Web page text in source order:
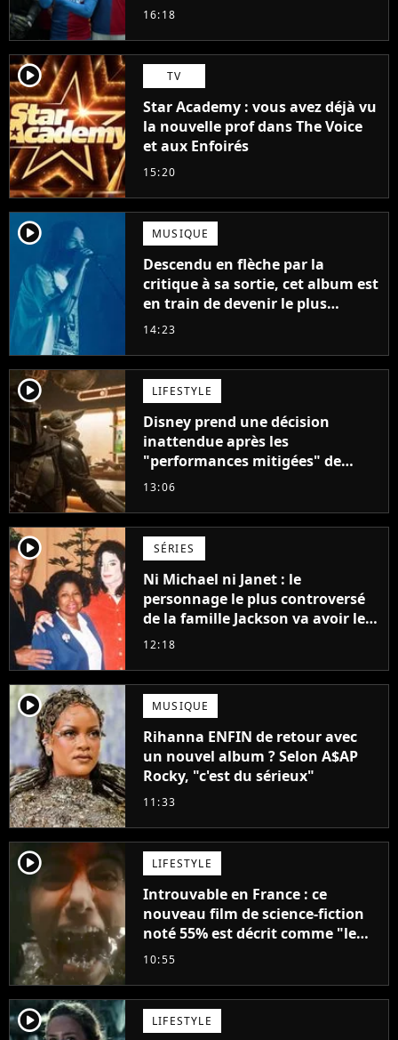
16:18
player2 TV
Star Academy : vous avez déjà vu
la nouvelle prof dans The Voice
et aux Enfoirés
15:20
player2 MUSIQUE
Descendu en flèche par la
critique à sa sortie, cet album est
en train de devenir le plus
populaire de son auteur
14:23
player2 LIFESTYLE
Disney prend une décision
inattendue après les
"performances mitigées" de
Vaiana et The Mandalorian &
13:06
player2 SÉRIES
Ni Michael ni Janet : le
personnage le plus controversé
de la famille Jackson va avoir le
droit à sa propre série
12:18
player2 MUSIQUE
Rihanna ENFIN de retour avec
un nouvel album ? Selon A$AP
Rocky, "c'est du sérieux"
11:33
player2 LIFESTYLE
Introuvable en France : ce
nouveau film de science-fiction
noté 55% est décrit comme "le
plus stupide de l'année"
10:55
player2 LIFESTYLE